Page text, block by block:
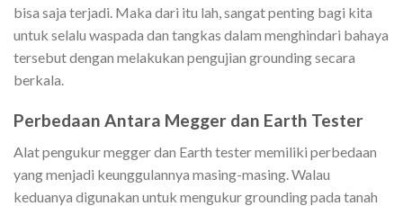
bisa saja terjadi. Maka dari itu lah, sangat penting bagi kita
untuk selalu waspada dan tangkas dalam menghindari bahaya
tersebut dengan melakukan pengujian grounding secara
berkala.
Perbedaan Antara Megger dan Earth Tester
Alat pengukur megger dan Earth tester memiliki perbedaan
yang menjadi keunggulannya masing-masing. Walau
keduanya digunakan untuk mengukur grounding pada tanah